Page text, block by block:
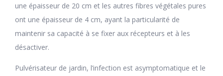
une épaisseur de 20 cm et les autres fibres végétales pures
ont une épaisseur de 4 cm, ayant la particularité de
maintenir sa capacité à se fixer aux récepteurs et à les
désactiver.
Pulvérisateur de jardin, l’infection est asymptomatique et le